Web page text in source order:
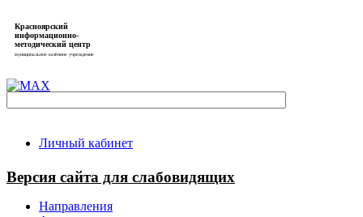
Красноярский
информационно-
методический центр
муниципальное казённое учреждение
Личный кабинет
Версия сайта для слабовидящих
Направления